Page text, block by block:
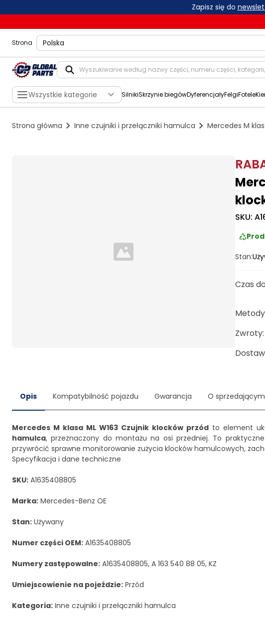
Zapisz się do
Strona shippingLocation
Wszystkie kategorie SilnikiSkrzynie biegówDyferencjałyFelgiFotele
Strona główna Inne czujniki i przełączniki hamulca Mercedes M
Loading...
SKU:
Stan:
Czas
Zwroty:
Opis Kompatybilność pojazdu Gwarancja O sprzedającym
Mercedes M klasa ML W163 Czujnik klocków przód to element
hamulca, przeznaczony do montażu na osi przedniej. To
przywrócić sprawne monitorowanie zużycia klocków hamulcowych,
Specyfikacja i dane techniczne
SKU: A1635408805
Marka: Mercedes-Benz OE
Stan: Używany
Numer części OEM: A1635408805
Numery zastępowalne: A1635408805, A 163 540 88 05, KZ
Umiejscowienie na pojeździe: Przód
Kategoria: Inne czujniki i przełączniki hamulca